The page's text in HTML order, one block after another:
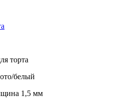
торта
белый
1,5 мм